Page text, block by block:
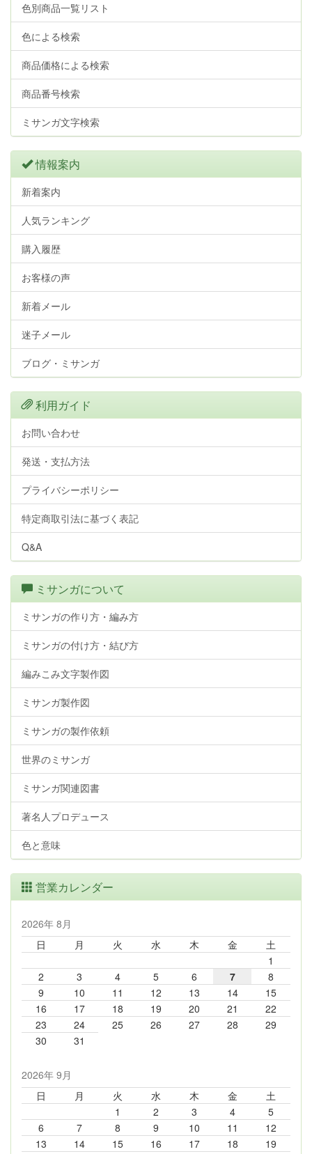
色別商品一覧リスト
色による検索
商品価格による検索
商品番号検索
ミサンガ文字検索
情報案内
新着案内
人気ランキング
購入履歴
お客様の声
新着メール
迷子メール
ブログ・ミサンガ
利用ガイド
お問い合わせ
発送・支払方法
プライバシーポリシー
特定商取引法に基づく表記
Q&A
ミサンガについて
ミサンガの作り方・編み方
ミサンガの付け方・結び方
編みこみ文字製作図
ミサンガ製作図
ミサンガの製作依頼
世界のミサンガ
ミサンガ関連図書
著名人プロデュース
色と意味
営業カレンダー
2026年 8月
日
月 火 水 木 金
土
1
2
3 4 5 6 7
8
9
10 11 12 13 14
15
16
17 18 19 20 21
22
23
24 25 26 27 28
29
30
31
2026年 9月
日
月 火 水 木 金
土
1
2 3 4
5
6
7 8 9 10 11
12
13
14 15 16 17 18
19